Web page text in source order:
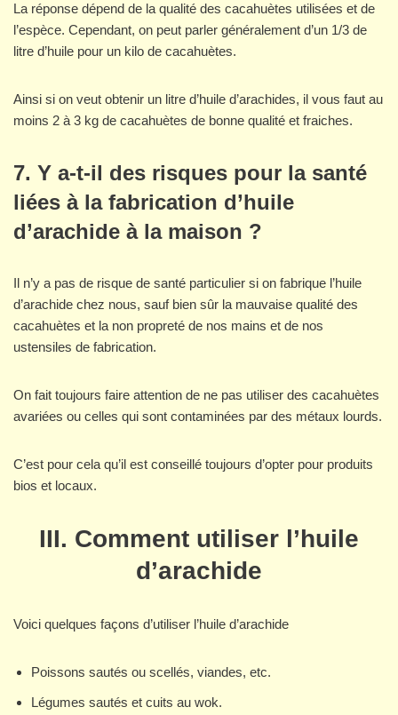
La réponse dépend de la qualité des cacahuètes utilisées et de
l’espèce. Cependant, on peut parler généralement d’un 1/3 de
litre d’huile pour un kilo de cacahuètes.
Ainsi si on veut obtenir un litre d’huile d’arachides, il vous faut au
moins 2 à 3 kg de cacahuètes de bonne qualité et fraiches.
7. Y a-t-il des risques pour la santé
liées à la fabrication d’huile
d’arachide à la maison ?
Il n’y a pas de risque de santé particulier si on fabrique l’huile
d’arachide chez nous, sauf bien sûr la mauvaise qualité des
cacahuètes et la non propreté de nos mains et de nos
ustensiles de fabrication.
On fait toujours faire attention de ne pas utiliser des cacahuètes
avariées ou celles qui sont contaminées par des métaux lourds.
C’est pour cela qu’il est conseillé toujours d’opter pour produits
bios et locaux.
III. Comment utiliser l’huile
d’arachide
Voici quelques façons d’utiliser l’huile d’arachide
Poissons sautés ou scellés, viandes, etc.
Légumes sautés et cuits au wok.